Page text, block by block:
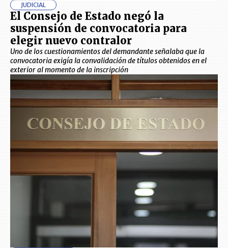
JUDICIAL
El Consejo de Estado negó la
suspensión de convocatoria para
elegir nuevo contralor
Uno de los cuestionamientos del demandante señalaba que la
convocatoria exigía la convalidación de títulos obtenidos en el
exterior al momento de la inscripción